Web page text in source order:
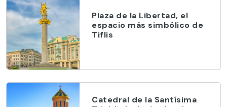
Plaza de la Libertad, el
espacio más simbólico de
Tiflis
Catedral de la Santísima